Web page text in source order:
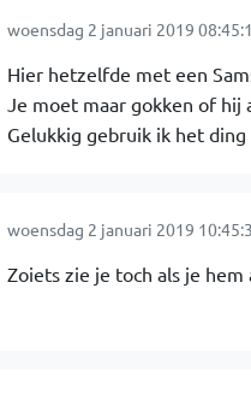
woensdag 2 januari 2019
Hier hetzelfde met een
Je moet maar gokken of hij
Gelukkig gebruik ik het ding
woensdag 2 januari 2019
Zoiets zie je toch als je